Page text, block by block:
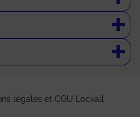
légales et CGU Lockall